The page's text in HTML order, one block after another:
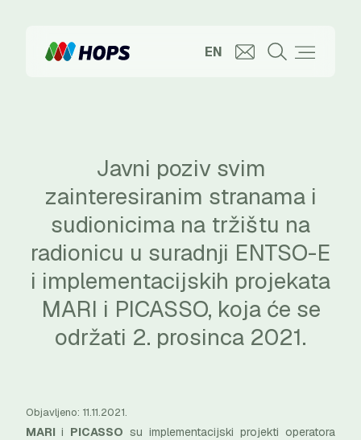
EN
Javni poziv svim
zainteresiranim stranama i
sudionicima na tržištu na
radionicu u suradnji ENTSO-E
i implementacijskih projekata
MARI i PICASSO, koja će se
održati 2. prosinca 2021.
Objavljeno: 11.11.2021.
MARIi PICASSO su implementacijski projekti operatora